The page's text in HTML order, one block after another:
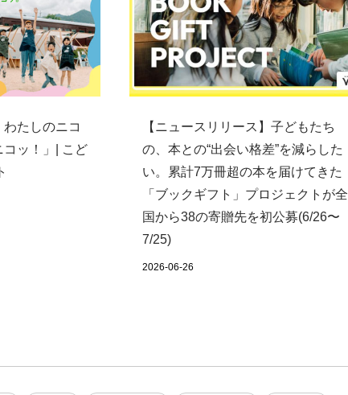
たしのニコ
ッ！」| こど
【ニュースリリース】子どもたち
の、本との“出会い格差”を減らした
い。累計7万冊超の本を届けてきた
「ブックギフト」プロジェクトが全
国から38の寄贈先を初公募(6/26〜
7/25)
2026-06-26